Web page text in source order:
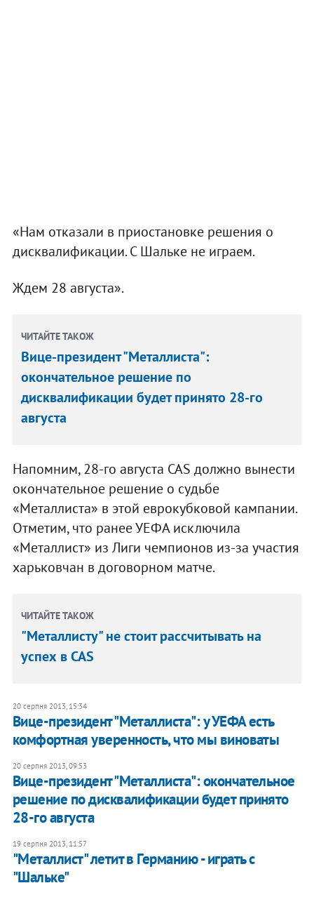
«Нам отказали в приостановке решения о
дисквалификации. С Шальке не играем.
Ждем 28 августа».
ЧИТАЙТЕ ТАКОЖ
Вице-президент "Металлиста":
окончательное решение по
дисквалификации будет принято 28-го
августа
Напомним, 28-го августа CAS должно вынести
окончательное решение о судьбе
«Металлиста» в этой еврокубковой кампании.
Отметим, что ранее УЕФА исключила
«Металлист» из Лиги чемпионов из-за участия
харьковчан в договорном матче.
ЧИТАЙТЕ ТАКОЖ
"Металлисту" не стоит рассчитывать на
успех в CAS
20 серпня 2013, 15:34
Вице-президент "Металлиста": у УЕФА есть
комфортная уверенность, что мы виноваты
20 серпня 2013, 09:53
Вице-президент "Металлиста": окончательное
решение по дисквалификации будет принято
28-го августа
19 серпня 2013, 11:57
"Металлист" летит в Германию - играть с
"Шальке"